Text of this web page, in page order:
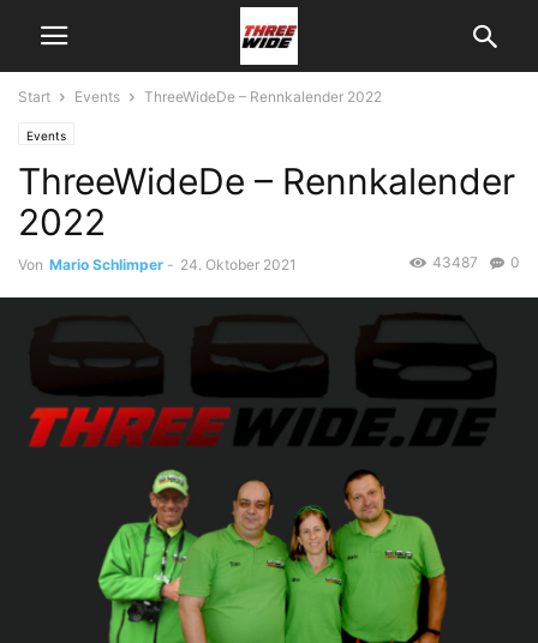
Start Events ThreeWideDe – Rennkalender 2022
Events
ThreeWideDe – Rennkalender
2022
Von Mario Schlimper - 24. Oktober 2021 0
43487